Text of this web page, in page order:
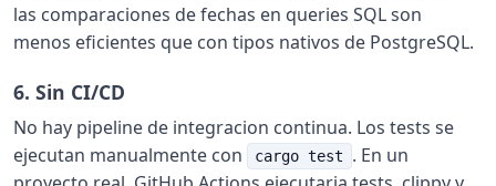
las comparaciones de fechas en queries SQL son
menos eficientes que con tipos nativos de PostgreSQL.
6. Sin CI/CD
No hay pipeline de integracion continua. Los tests se
ejecutan manualmente con
cargo test
. En un